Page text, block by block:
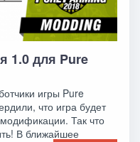
1.0 для Pure
игры Pure
что игра будет
Так что
В ближайшее